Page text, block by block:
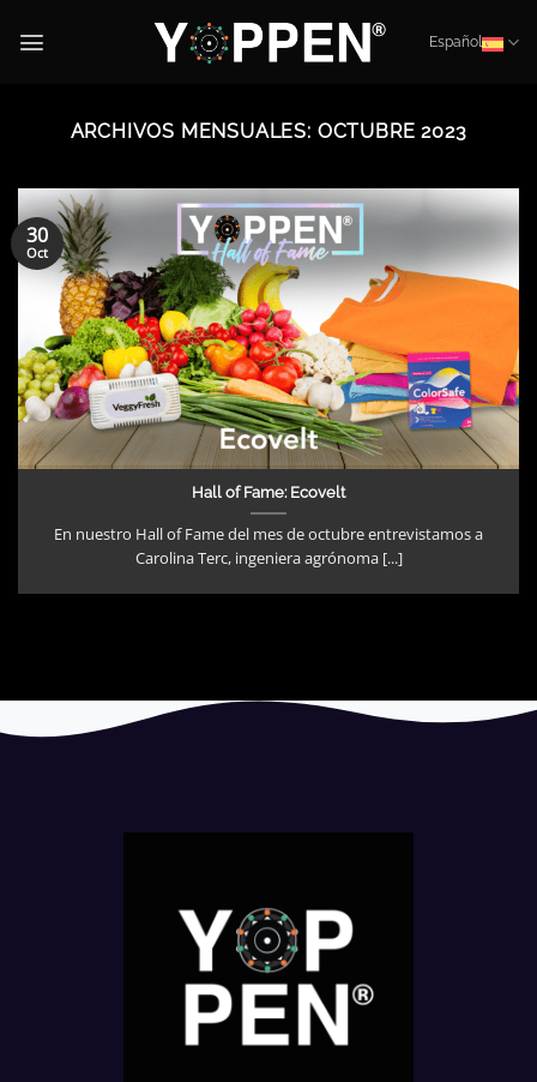
Español
ARCHIVOS MENSUALES: OCTUBRE 2023
Hall of Fame: Ecovelt
En nuestro Hall of Fame del mes de octubre entrevistamos a
Carolina Terc, ingeniera agrónoma [...]
30
Oct